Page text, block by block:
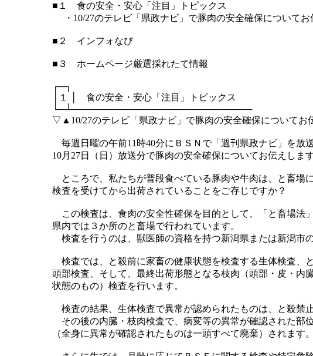
■１ 食の安全・安心「注目」トピックス
・10/27のテレビ「県政ナビ」で豚肉の安全確保についてお
■２ インフォなび
■３ ホームページ厳選採れたて情報
┌─┐
│１ │ 食の安全・安心「注目」トピックス
└─┴────────────────────────────
▽▲10/27のテレビ「県政ナビ」で豚肉の安全確保について
毎週日曜の午前11時40分にＢＳＮで「週刊県政ナビ」を放
10月27日（日）放送分で豚肉の安全確保についてお伝えしま
ところで、私たちが普段食べている豚肉や牛肉は、と畜場
検査を受けてから出荷されていることをご存じですか？
この検査は、食肉の安全性確保を目的として、「と畜場法
県内では３か所のと畜場で行われています。
検査を行うのは、獣医師の資格を持つ新潟県または新潟市の
検査では、と殺前に家畜の健康状態を検査する生体検査、
頭部検査、そして、最終出荷形態となる枝肉（頭部・皮・内
状態のもの）検査を行います。
検査の結果、生体検査で異常が認められたものは、と殺禁止
その後の内臓・枝肉検査で、病変等の異常が確認された部
（全身に異常が確認されたものは一頭すべて廃棄）されます。